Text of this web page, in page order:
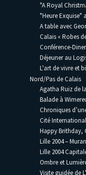
"A Royal
"Heure Exquise"
A table avec
Calais « Robes
Conférence-
Déjeuner au
L'art de vivre et
Nord/Pas de Calais
Agatha Ruiz de
Balade à
Chroniques
Cité
Happy Brithday,
Lille 2004 –
Lille 2004
Ombre et
Visite guidée de